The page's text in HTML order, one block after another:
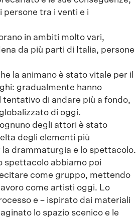
persone tra i venti e i
in ambiti molto vari,
da più parti di Italia, persone
la animano è stato vitale per il
gradualmente hanno
tentativo di andare più a fondo,
di oggi.
degli attori è stato
degli elementi più
la drammaturgia e lo spettacolo.
spettacolo abbiamo poi
come gruppo, mettendo
come artisti oggi. Lo
e – ispirato dai materiali
lo spazio scenico e le